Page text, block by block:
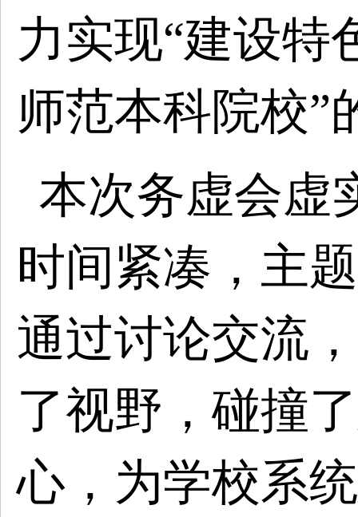
力实现“建设特
师范本科院校”
本次务虚会虚
时间紧凑，主
通过讨论交流
了视野，碰撞
心，为学校系